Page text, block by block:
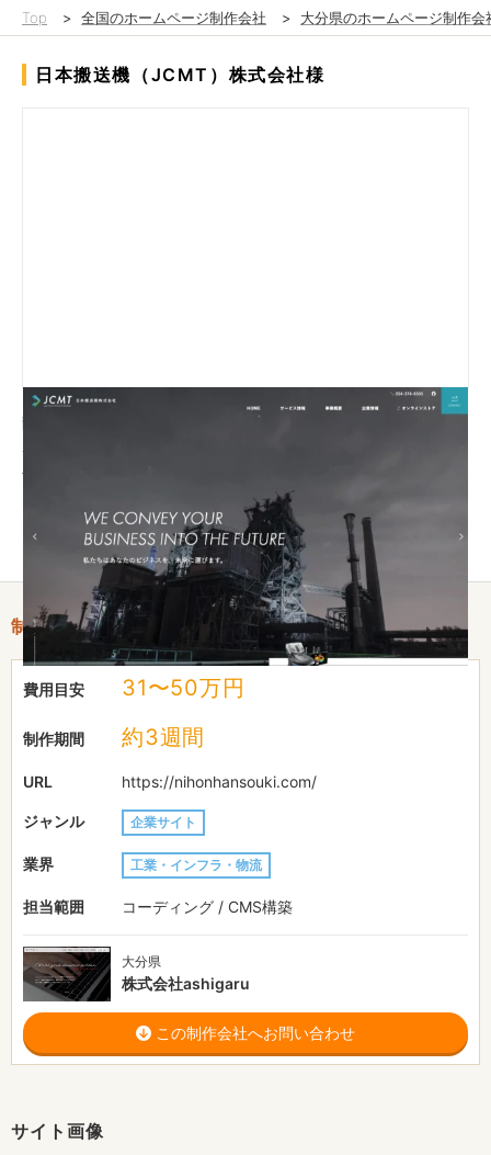
Top > 全国のホームページ制作会社 > 大分県のホームページ制作会
日本搬送機（JCMT）株式会社様
静岡県焼津市にある「日本搬送機株式会社 様」サイトの新規作
二次請けでの受注でしたが、直請け企業のスタッフとして発注元
とのキックオフMTGから参加させていただきました。
また、お客様自身が固定ページも修正・追加できるよう、ブロッ
クパーツをベースとしたモジュール設計対応にしております。
サイト画像
制作情報
費用目安 31〜50万円
制作期間 約3週間
URL https://nihonhansouki.com/
ジャンル 企業サイト
業界 工業・インフラ・物流
担当範囲 コーディング / CMS構築
大分県
株式会社ashigaru
この制作会社へお問い合わせ